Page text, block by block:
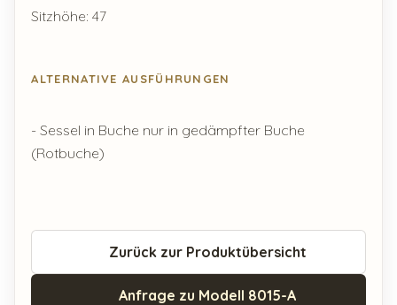
Sitzhöhe: 47
ALTERNATIVE AUSFÜHRUNGEN
- Sessel in Buche nur in gedämpfter Buche
(Rotbuche)
Zurück zur Produktübersicht
Anfrage zu Modell 8015-A